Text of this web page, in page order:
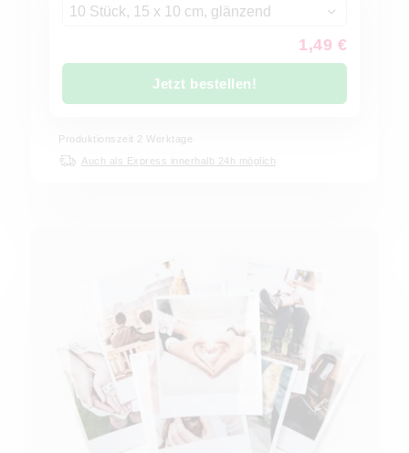
10 Stück, 15 x 10 cm, glänzend
1,49 €
Jetzt bestellen!
Produktionszeit 2 Werktage
Auch als Express innerhalb 24h möglich